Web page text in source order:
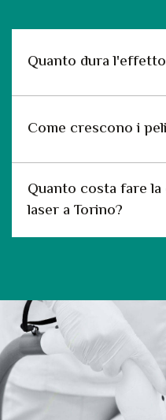
Quanto dura
Come crescono i
Quanto costa fare
laser a Torino?